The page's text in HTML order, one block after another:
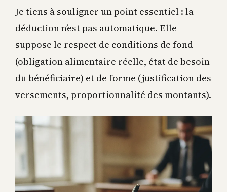
Je tiens à souligner un point essentiel : la
déduction n’est pas automatique. Elle
suppose le respect de conditions de fond
(obligation alimentaire réelle, état de besoin
du bénéficiaire) et de forme (justification des
versements, proportionnalité des montants).